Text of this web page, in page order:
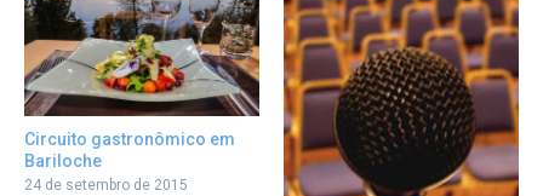
Circuito gastronômico em
Bariloche
24 de setembro de 2015